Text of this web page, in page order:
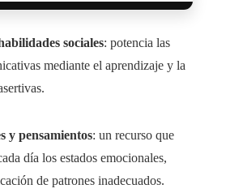
sociales: potencia las
mediante el aprendizaje y la
y pensamientos: un recurso que
día los estados emocionales,
de patrones inadecuados.